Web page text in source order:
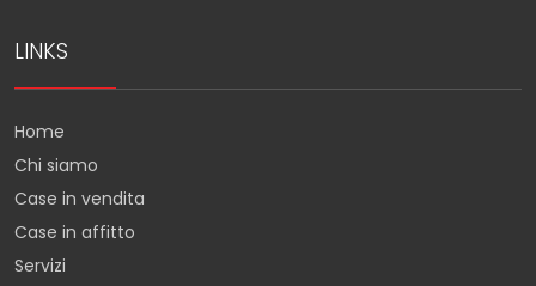
LINKS
Home
Chi siamo
Case in vendita
Case in affitto
Servizi